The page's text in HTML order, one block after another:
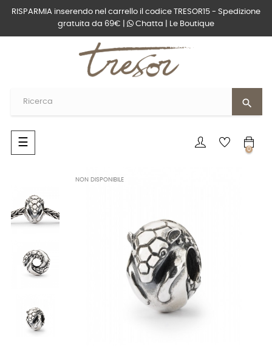
RISPARMIA inserendo nel carrello il codice TRESOR15 - Spedizione
gratuita da 69€ |
Chatta Le Boutique
search
navigazione
Toggle
☰
0
NON DISPONIBILE